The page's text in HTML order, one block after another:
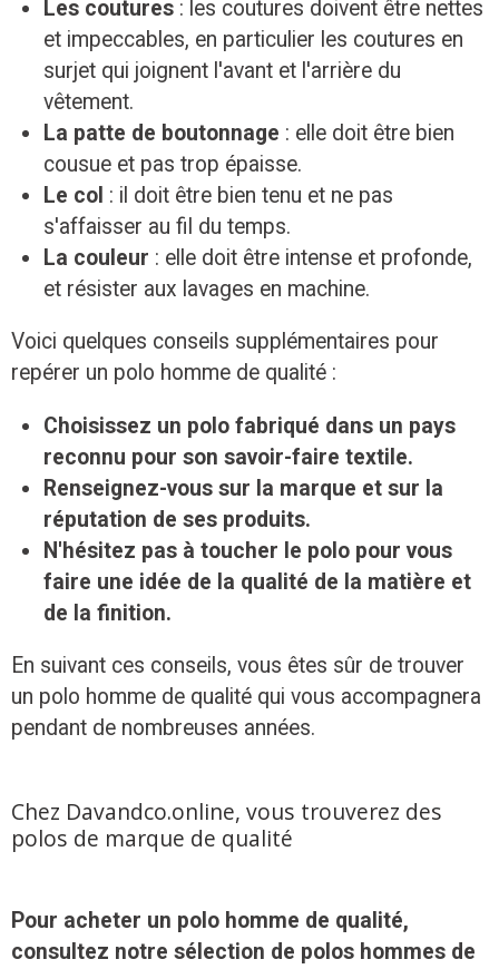
Les coutures : les coutures doivent être nettes
et impeccables, en particulier les coutures en
surjet qui joignent l'avant et l'arrière du
vêtement.
La patte de boutonnage : elle doit être bien
cousue et pas trop épaisse.
Le col : il doit être bien tenu et ne pas
s'affaisser au fil du temps.
La couleur : elle doit être intense et profonde,
et résister aux lavages en machine.
Voici quelques conseils supplémentaires pour
repérer un polo homme de qualité :
Choisissez un polo fabriqué dans un pays
reconnu pour son savoir-faire textile.
Renseignez-vous sur la marque et sur la
réputation de ses produits.
N'hésitez pas à toucher le polo pour vous
faire une idée de la qualité de la matière et
de la finition.
En suivant ces conseils, vous êtes sûr de trouver
un polo homme de qualité qui vous accompagnera
pendant de nombreuses années.
Chez Davandco.online, vous trouverez des
polos de marque de qualité
Pour acheter un polo homme de qualité,
consultez notre sélection de polos hommes de